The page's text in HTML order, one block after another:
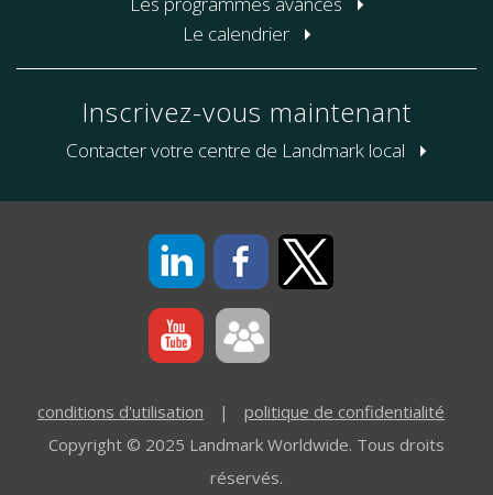
Le calendrier
Inscrivez-vous maintenant
Contacter votre centre de Landmark local
conditions d'utilisation |
politique de confidentialité
Copyright © 2025 Landmark Worldwide. Tous droits
réservés.